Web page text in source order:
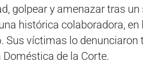
golpear y amenazar tras
histórica colaboradora,
Sus víctimas lo denunciaron
Doméstica de la Corte.